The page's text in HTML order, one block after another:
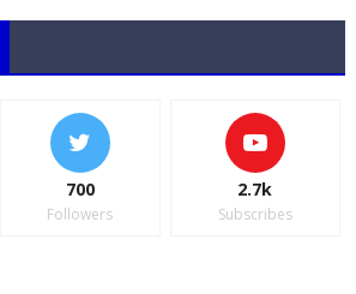
700
Followers
2.7k
Subscribes